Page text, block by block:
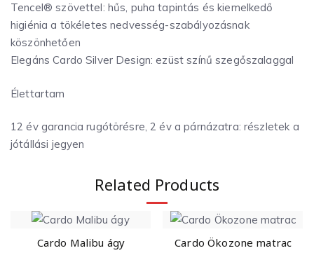
Tencel® szövettel: hűs, puha tapintás és kiemelkedő
higiénia a tökéletes nedvesség-szabályozásnak
köszönhetően
Elegáns Cardo Silver Design: ezüst színű szegőszalaggal
Élettartam
12 év garancia rugótörésre, 2 év a párnázatra: részletek a
jótállási jegyen
Related Products
Cardo Malibu ágy Cardo Ökozone matrac